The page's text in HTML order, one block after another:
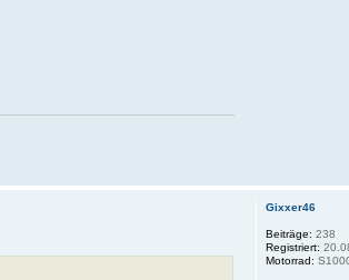
Gixxer46
Beiträge: 238
Registriert:
Motorrad: